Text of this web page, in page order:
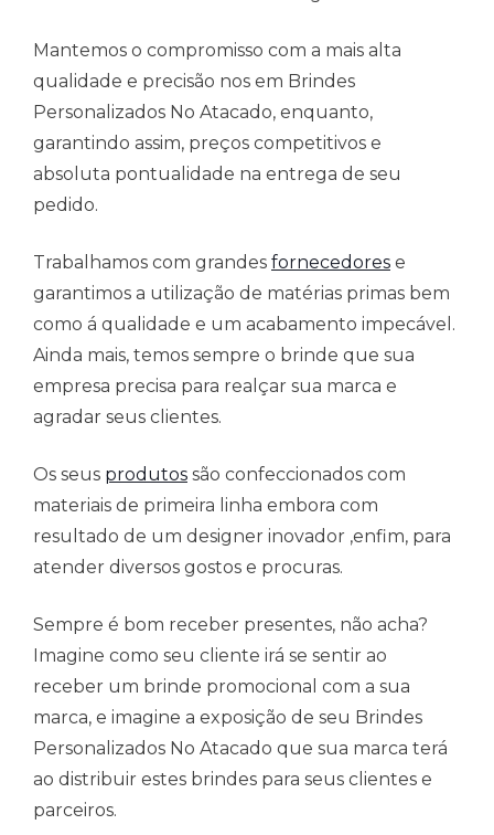
Mantemos o compromisso com a mais alta
qualidade e precisão nos em Brindes
Personalizados No Atacado, enquanto,
garantindo assim, preços competitivos e
absoluta pontualidade na entrega de seu
pedido.
Trabalhamos com grandes fornecedores e
garantimos a utilização de matérias primas bem
como á qualidade e um acabamento impecável.
Ainda mais, temos sempre o brinde que sua
empresa precisa para realçar sua marca e
agradar seus clientes.
Os seus produtos são confeccionados com
materiais de primeira linha embora com
resultado de um designer inovador ,enfim, para
atender diversos gostos e procuras.
Sempre é bom receber presentes, não acha?
Imagine como seu cliente irá se sentir ao
receber um brinde promocional com a sua
marca, e imagine a exposição de seu Brindes
Personalizados No Atacado que sua marca terá
ao distribuir estes brindes para seus clientes e
parceiros.